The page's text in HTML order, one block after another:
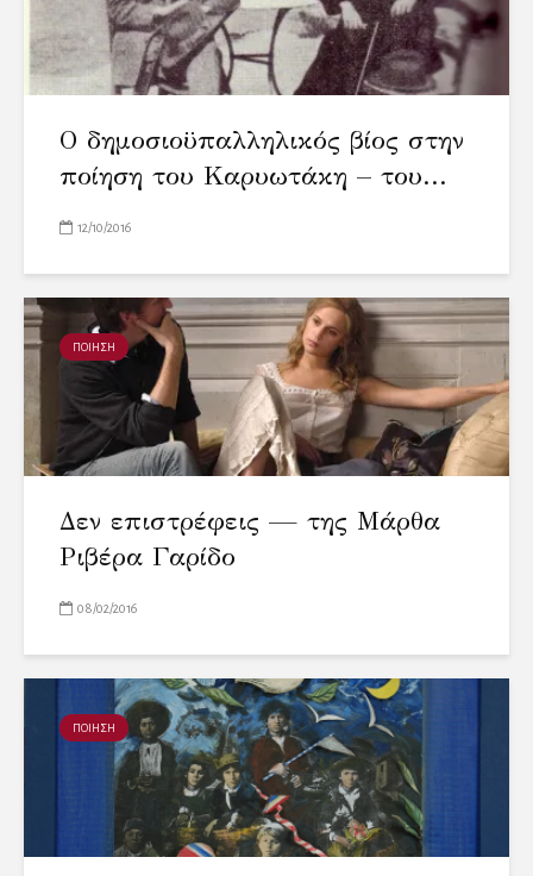
Ο δημοσιοϋπαλληλικός βίος στην
ποίηση του Καρυωτάκη – του...
12/10/2016
ΠΟΙΗΣΗ
Δεν επιστρέφεις — της Μάρθα
Ριβέρα Γαρίδο
08/02/2016
ΠΟΙΗΣΗ